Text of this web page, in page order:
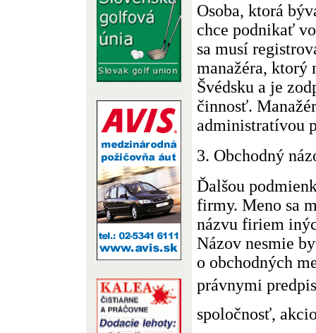
Osoba, ktorá
chce podnikať
sa musí
manažéra, ktorý
Švédsku a je
činnosť.
administratívou
3. Obchodný
Ďalšou
firmy. Meno sa
názvu firiem
Názov nesmie
o obchodných
právnymi
spoločnosť,